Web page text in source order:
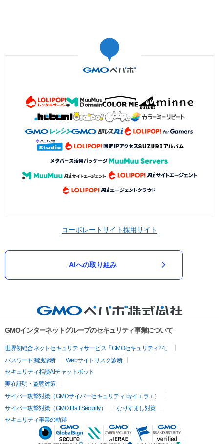
コーポレートサイト採用サイト
AIへの取り組み
GMOインターネットグループのセキュリティ事業について
世界初総合ネットセキュリティサービス「GMOセキュリティ24」
パスワード漏洩診断
Webサイトリスク診断
セキュリティ相談AIチャットボット
実在証明・盗聴対策
サイバー攻撃対策（GMOサイバーセキュリティ byイエラエ）
サイバー攻撃対策（GMO Flatt Security）
なりすまし対策
セキュリティ事業の軌跡